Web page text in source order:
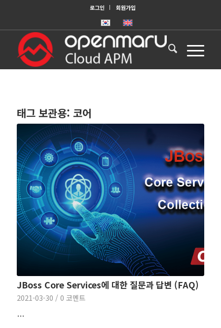
로그인 회원가입
태그 보관용: 코어
JBoss Core Services에 대한 질문과 답변 (FAQ)
2021-03-30 / 0 코멘트
…